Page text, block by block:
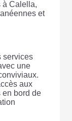
à Calella,
et
services
une
aux
en bord de